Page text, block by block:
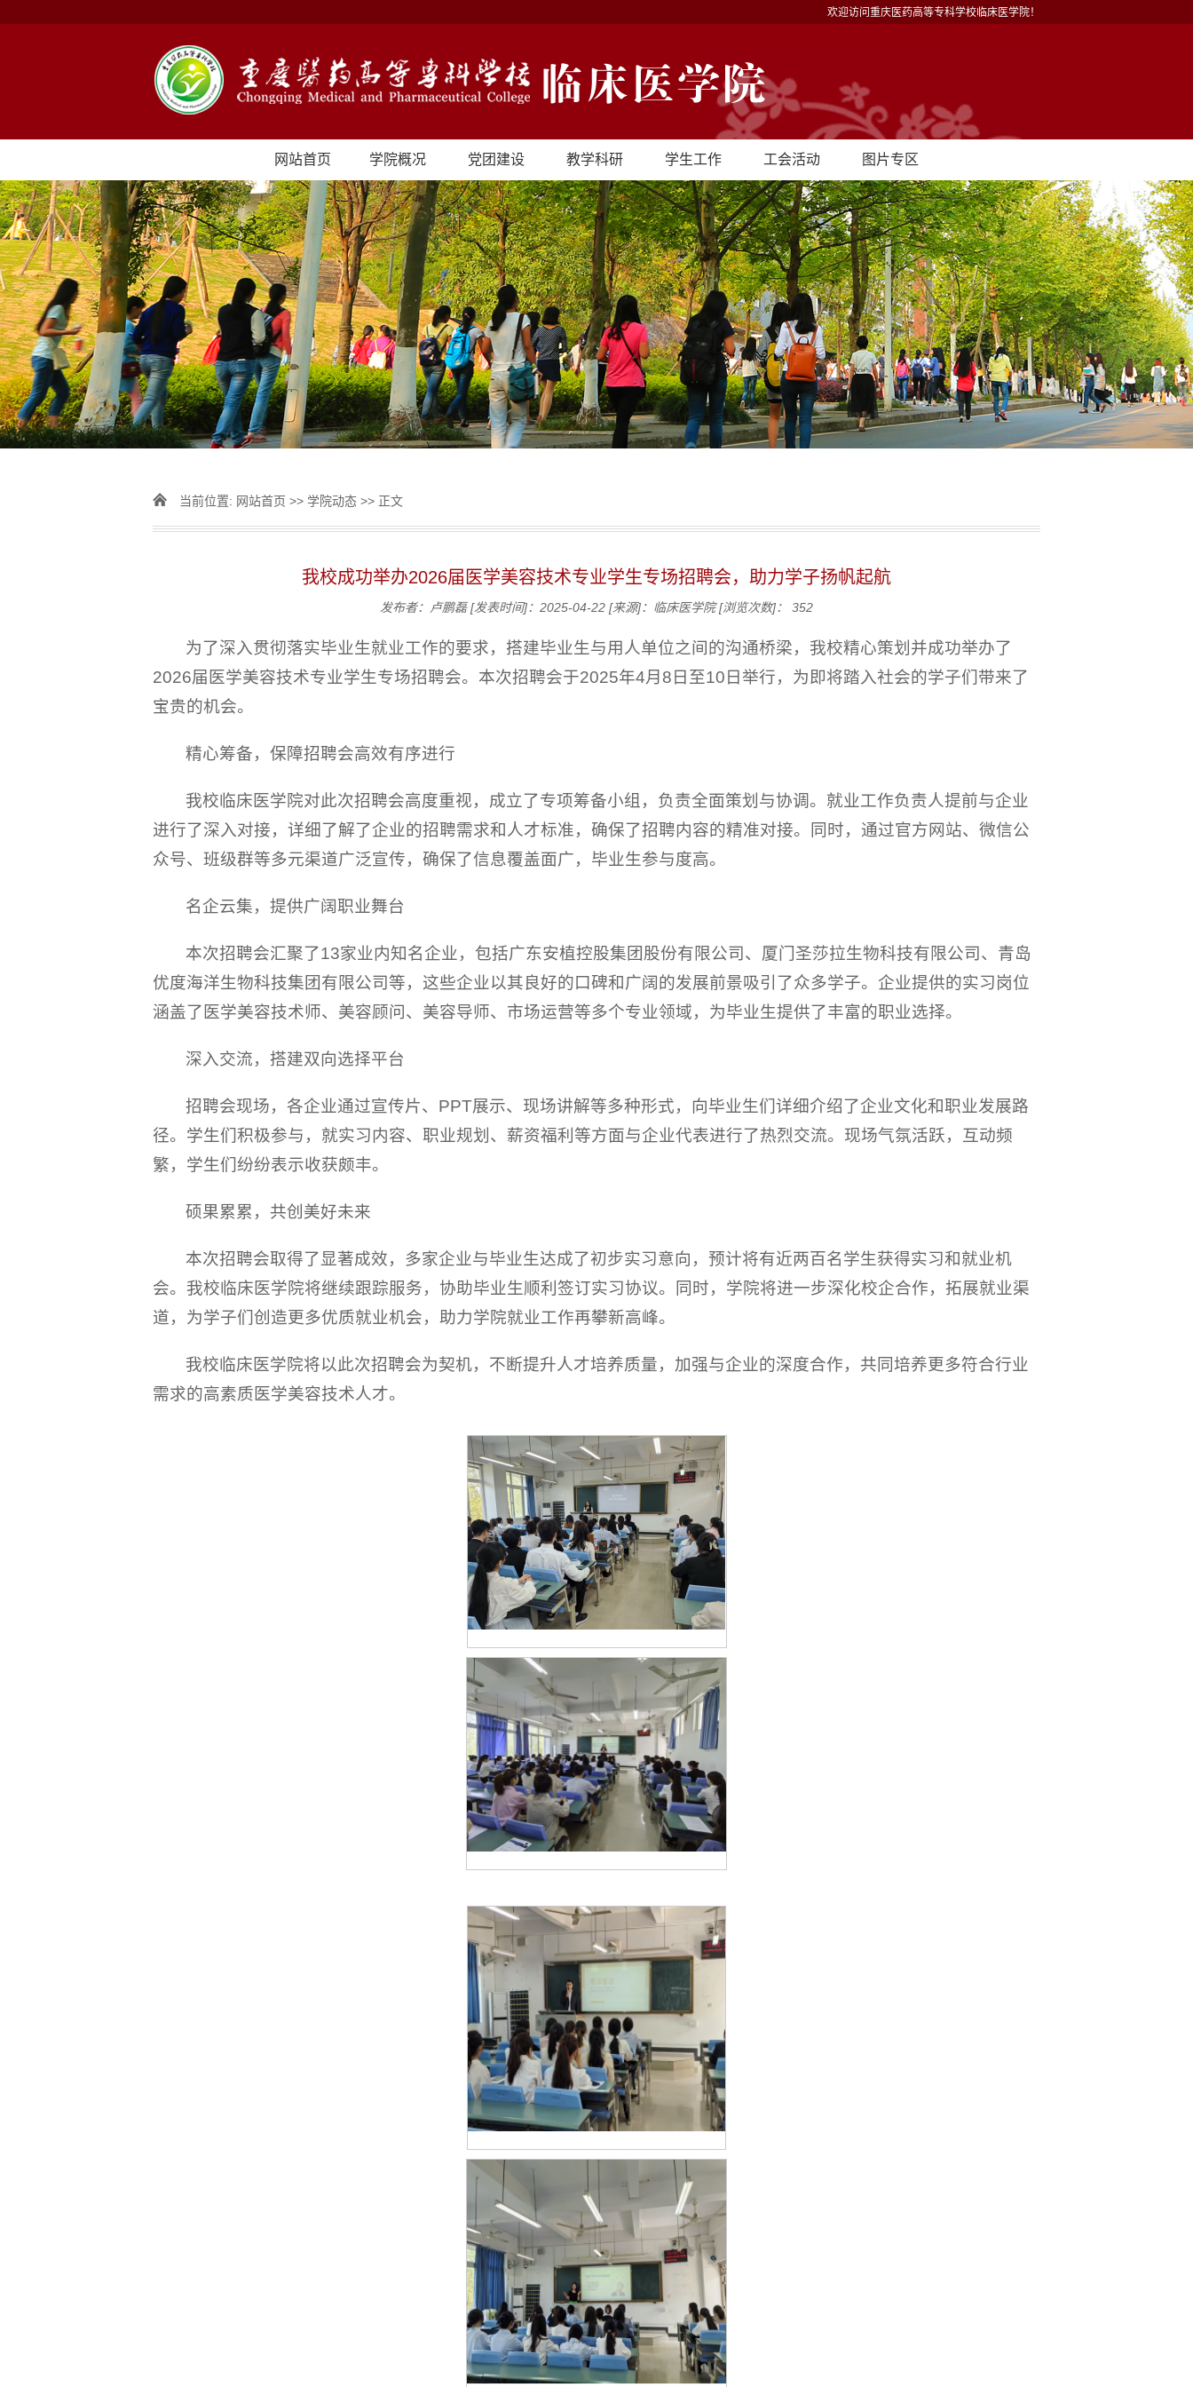
欢迎访问重庆医药高等专科学校临床医学院！
网站首页 学院概况 党团建设 教学科研 学生工作 工会活动 图片专区
当前位置: 网站首页 >> 学院动态 >> 正文
我校成功举办2026届医学美容技术专业学生专场招聘会，助力学子扬帆起航
发布者：卢鹏磊 [发表时间]：2025-04-22 [来源]：临床医学院[浏览次数]： 352
为了深入贯彻落实毕业生就业工作的要求，搭建毕业生与用人单位之间的沟通桥梁，我校精心策划并成功举办了
2026届医学美容技术专业学生专场招聘会。本次招聘会于2025年4月8日至10日举行，为即将踏入社会的学子们带来了
宝贵的机会。
精心筹备，保障招聘会高效有序进行
我校临床医学院对此次招聘会高度重视，成立了专项筹备小组，负责全面策划与协调。就业工作负责人提前与企业
进行了深入对接，详细了解了企业的招聘需求和人才标准，确保了招聘内容的精准对接。同时，通过官方网站、微信公
众号、班级群等多元渠道广泛宣传，确保了信息覆盖面广，毕业生参与度高。
名企云集，提供广阔职业舞台
本次招聘会汇聚了13家业内知名企业，包括广东安植控股集团股份有限公司、厦门圣莎拉生物科技有限公司、青岛
优度海洋生物科技集团有限公司等，这些企业以其良好的口碑和广阔的发展前景吸引了众多学子。企业提供的实习岗位
涵盖了医学美容技术师、美容顾问、美容导师、市场运营等多个专业领域，为毕业生提供了丰富的职业选择。
深入交流，搭建双向选择平台
招聘会现场，各企业通过宣传片、PPT展示、现场讲解等多种形式，向毕业生们详细介绍了企业文化和职业发展路
径。学生们积极参与，就实习内容、职业规划、薪资福利等方面与企业代表进行了热烈交流。现场气氛活跃，互动频
繁，学生们纷纷表示收获颇丰。
硕果累累，共创美好未来
本次招聘会取得了显著成效，多家企业与毕业生达成了初步实习意向，预计将有近两百名学生获得实习和就业机
会。我校临床医学院将继续跟踪服务，协助毕业生顺利签订实习协议。同时，学院将进一步深化校企合作，拓展就业渠
道，为学子们创造更多优质就业机会，助力学院就业工作再攀新高峰。
我校临床医学院将以此次招聘会为契机，不断提升人才培养质量，加强与企业的深度合作，共同培养更多符合行业
需求的高素质医学美容技术人才。